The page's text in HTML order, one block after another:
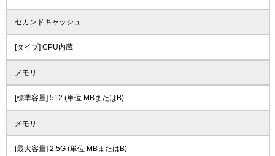
セカンドキャッシュ
[タイプ] CPU内蔵
メモリ
[標準容量] 512 (単位 MBまたはB)
メモリ
[最大容量] 2.5G (単位 MBまたはB)